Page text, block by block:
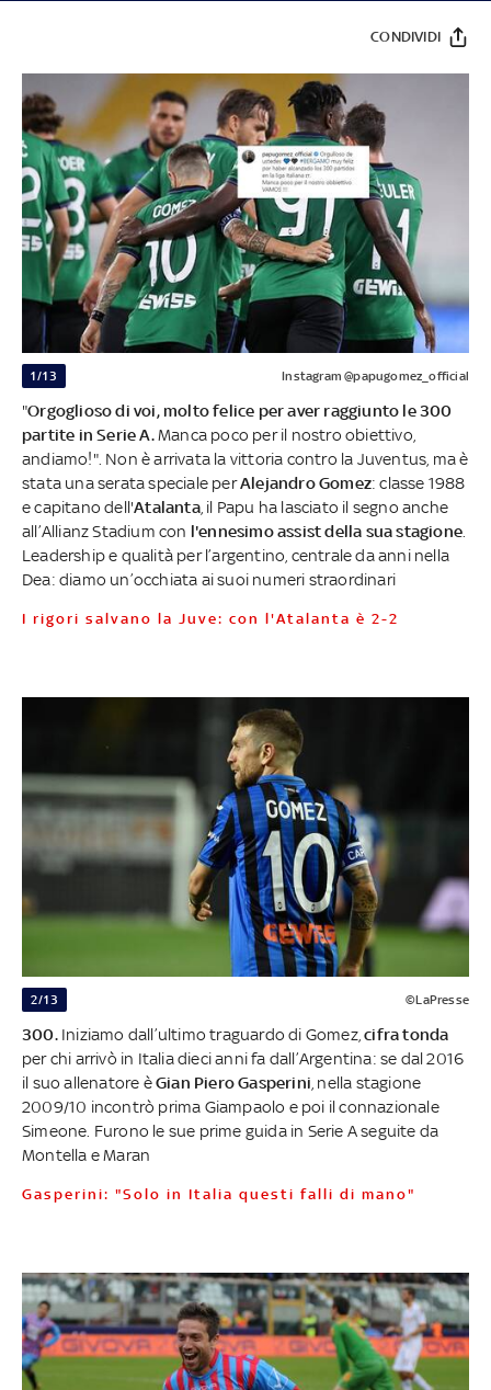
CONDIVIDI
1/13 Instagram @papugomez_official
"Orgoglioso di voi, molto felice per aver raggiunto le 300
partite in Serie A.Manca poco per il nostro obiettivo,
andiamo!". Non è arrivata la vittoria contro la Juventus, ma è
stata una serata speciale perAlejandro Gomez: classe 1988
e capitano dell'Atalanta, il Papu ha lasciato il segno anche
all’Allianz Stadium con l'ennesimo assist della sua stagione
Leadership e qualità per l’argentino, centrale da anni nella
Dea: diamo un’occhiata ai suoi numeri straordinari
I rigori salvano la Juve: con l'Atalanta è 2-2
2/13 ©LaPresse
300.Iniziamo dall’ultimo traguardo di Gomez,cifra tonda
per chi arrivò in Italia dieci anni fa dall’Argentina: se dal 2016
il suo allenatore èGian Piero Gasperini , nella stagione
2009/10 incontrò prima Giampaolo e poi il connazionale
Simeone. Furono le sue prime guida in Serie A seguite da
Montella e Maran
Gasperini: "Solo in Italia questi falli di mano"